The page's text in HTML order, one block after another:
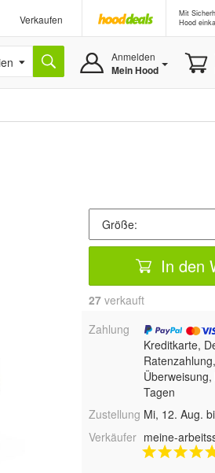
Verkaufen
Mit
Hood
Anmelden
Mein Hood
In den
27 verkauft
Zahlung
Kreditkarte,
Tagen
Zustellung Mi, 12. Aug.
Verkäufer meine-